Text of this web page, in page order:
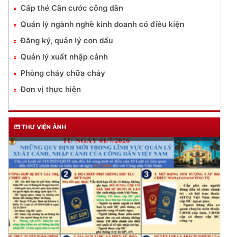
Cấp thẻ Căn cước công dân
Quản lý ngành nghề kinh doanh có điều kiện
Đăng ký, quản lý con dấu
Quản lý xuất nhập cảnh
Phòng cháy chữa cháy
Đơn vị thực hiện
THƯ VIỆN ẢNH